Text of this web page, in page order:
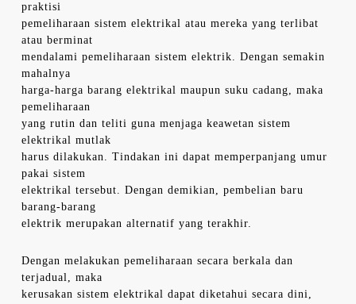
praktisi
pemeliharaan sistem elektrikal atau mereka yang terlibat
atau berminat
mendalami pemeliharaan sistem elektrik. Dengan semakin
mahalnya
harga-harga barang elektrikal maupun suku cadang, maka
pemeliharaan
yang rutin dan teliti guna menjaga keawetan sistem
elektrikal mutlak
harus dilakukan. Tindakan ini dapat memperpanjang umur
pakai sistem
elektrikal tersebut. Dengan demikian, pembelian baru
barang-barang
elektrik merupakan alternatif yang terakhir.
Dengan melakukan pemeliharaan secara berkala dan
terjadual, maka
kerusakan sistem elektrikal dapat diketahui secara dini,